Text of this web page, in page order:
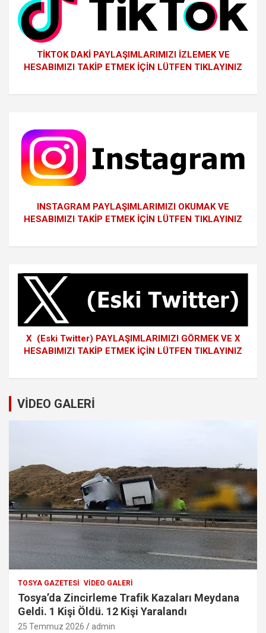
TİKTOK DAKİ PAYLAŞIMLARIMIZI İZLEMEK VE
HESABIMIZI TAKİP ETMEK İÇİN LÜTFEN TIKLAYINIZ
INSTAGRAM PAYLAŞIMLARIMIZI OKUMAK VE
HESABIMIZI TAKİP ETMEK İÇİN LÜTFEN TIKLAYINIZ
X (Eski Twitter) PAYLAŞIMLARIMIZI GÖRMEK VE X
HESABIMIZI TAKİP ETMEK İÇİN LÜTFEN TIKLAYINIZ
VİDEO GALERİ
TOSYA GAZETESI VIDEO GALERI
Tosya’da Zincirleme Trafik Kazaları Meydana
Geldi. 1 Kişi Öldü. 12 Kişi Yaralandı
25 Temmuz 2026 admin